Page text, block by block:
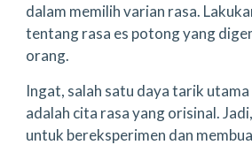
dalam memilih varian rasa.
tentang rasa es potong yang
orang.
Ingat, salah satu daya tarik utama
adalah cita rasa yang orisinal.
untuk bereksperimen dan